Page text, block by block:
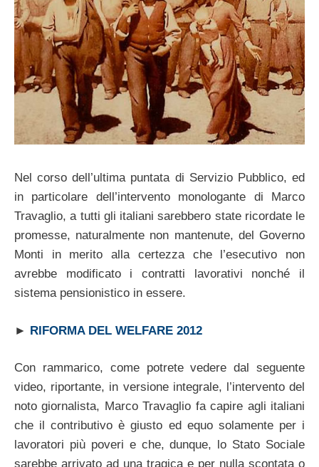
Nel corso dell’ultima puntata di Servizio Pubblico, ed
in particolare dell’intervento monologante di Marco
Travaglio, a tutti gli italiani sarebbero state ricordate le
promesse, naturalmente non mantenute, del Governo
Monti in merito alla certezza che l’esecutivo non
avrebbe modificato i contratti lavorativi nonché il
sistema pensionistico in essere.
► RIFORMA DEL WELFARE 2012
Con rammarico, come potrete vedere dal seguente
video, riportante, in versione integrale, l’intervento del
noto giornalista, Marco Travaglio fa capire agli italiani
che il contributivo è giusto ed equo solamente per i
lavoratori più poveri e che, dunque, lo Stato Sociale
sarebbe arrivato ad una tragica e per nulla scontata o